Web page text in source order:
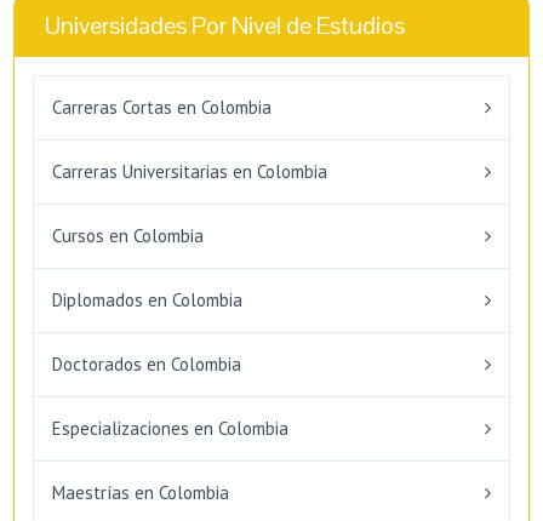
Universidades Por Nivel de Estudios
Carreras Cortas en Colombia
Carreras Universitarias en Colombia
Cursos en Colombia
Diplomados en Colombia
Doctorados en Colombia
Especializaciones en Colombia
Maestrías en Colombia